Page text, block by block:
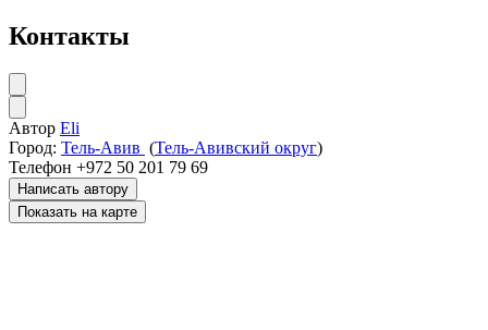
Контакты
Автор Eli
Город: Тель-Авив (Тель-Авивский округ)
Телефон +972 50 201 79 69
Написать автору
Показать на карте